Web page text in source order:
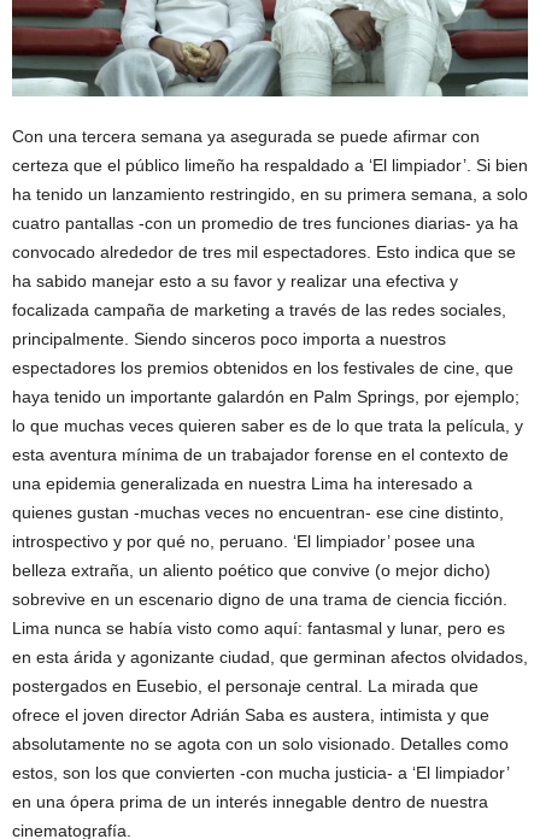
Con una tercera semana ya asegurada se puede afirmar con
certeza que el público limeño ha respaldado a ‘El limpiador’. Si bien
ha tenido un lanzamiento restringido, en su primera semana, a solo
cuatro pantallas -con un promedio de tres funciones diarias- ya ha
convocado alrededor de tres mil espectadores. Esto indica que se
ha sabido manejar esto a su favor y realizar una efectiva y
focalizada campaña de marketing a través de las redes sociales,
principalmente. Siendo sinceros poco importa a nuestros
espectadores los premios obtenidos en los festivales de cine, que
haya tenido un importante galardón en Palm Springs, por ejemplo;
lo que muchas veces quieren saber es de lo que trata la película, y
esta aventura mínima de un trabajador forense en el contexto de
una epidemia generalizada en nuestra Lima ha interesado a
quienes gustan -muchas veces no encuentran- ese cine distinto,
introspectivo y por qué no, peruano. ‘El limpiador’ posee una
belleza extraña, un aliento poético que convive (o mejor dicho)
sobrevive en un escenario digno de una trama de ciencia ficción.
Lima nunca se había visto como aquí: fantasmal y lunar, pero es
en esta árida y agonizante ciudad, que germinan afectos olvidados,
postergados en Eusebio, el personaje central. La mirada que
ofrece el joven director Adrián Saba es austera, intimista y que
absolutamente no se agota con un solo visionado. Detalles como
estos, son los que convierten -con mucha justicia- a ‘El limpiador’
en una ópera prima de un interés innegable dentro de nuestra
cinematografía.